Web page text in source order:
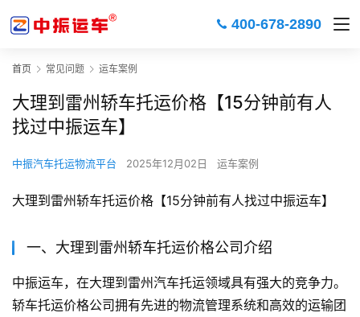
400-678-2890
首页 常见问题 运车案例
大理到雷州轿车托运价格【15分钟前有人
找过中振运车】
中振汽车托运物流平台 2025年12月02日 运车案例
大理到雷州轿车托运价格【15分钟前有人找过中振运车】
一、大理到雷州轿车托运价格公司介绍
中振运车，在大理到雷州汽车托运领域具有强大的竞争力。
轿车托运价格公司拥有先进的物流管理系统和高效的运输团